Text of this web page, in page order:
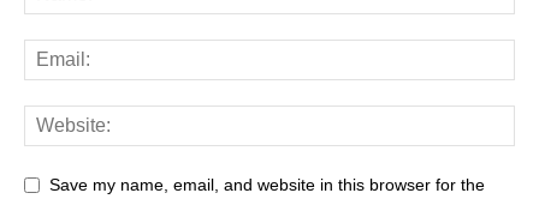
Save my name, email, and website in this browser for the